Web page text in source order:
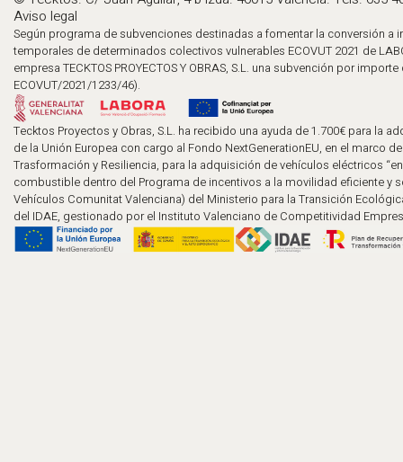
Aviso legal
Según programa de subvenciones destinadas a fomentar la conversión a
temporales de determinados colectivos vulnerables ECOVUT 2021 de
empresa TECKTOS PROYECTOS Y OBRAS, S.L. una subvención por
ECOVUT/2021/1233/46).
Tecktos Proyectos y Obras, S.L. ha recibido una ayuda de 1.700€ para la
de la Unión Europea con cargo al Fondo NextGenerationEU, en el marco
Trasformación y Resiliencia, para la adquisición de vehículos eléctricos
combustible dentro del Programa de incentivos a la movilidad eficiente y
Vehículos Comunitat Valenciana) del Ministerio para la Transición
del IDAE, gestionado por el Instituto Valenciano de Competitividad